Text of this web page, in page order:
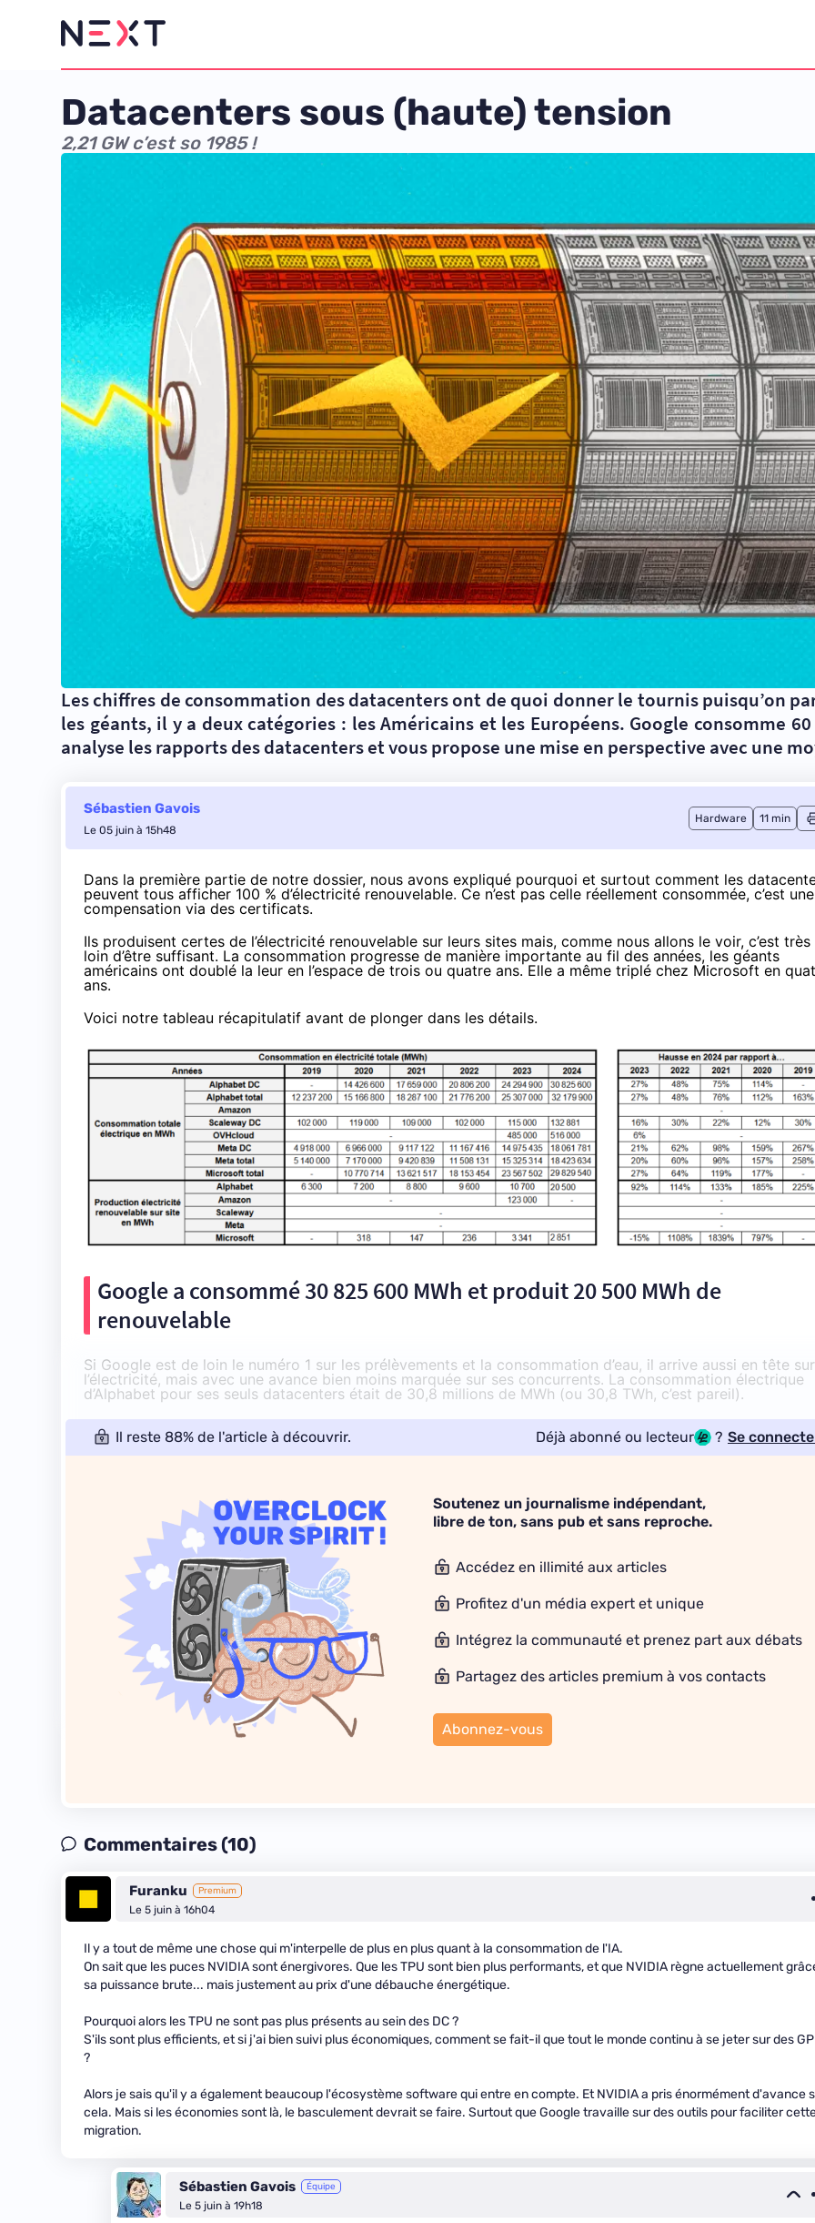
Datacenters sous (haute) tension
2,21 GW c’est so 1985 !
Les chiffres de consommation des datacenters ont de quoi donner le tournis puisqu’on
les géants, il y a deux catégories : les Américains et les Européens. Google consomme
analyse les rapports des datacenters et vous propose une mise en perspective avec une
Sébastien Gavois
Le 05 juin à 15h48
Hardware 11 min
Dans la première partie de notre dossier, nous avons expliqué pourquoi et surtout comment les
peuvent tous afficher 100 % d’électricité renouvelable. Ce n’est pas celle réellement consommée, c’est une
compensation via des certificats.
Ils produisent certes de l’électricité renouvelable sur leurs sites mais, comme nous allons le voir, c’est très
loin d’être suffisant. La consommation progresse de manière importante au fil des années, les géants
américains ont doublé la leur en l’espace de trois ou quatre ans. Elle a même triplé chez Microsoft en
ans.
Voici notre tableau récapitulatif avant de plonger dans les détails.
Google a consommé 30 825 600 MWh et produit 20 500 MWh de
renouvelable
Si Google est de loin le numéro 1 sur les prélèvements et la consommation d’eau, il arrive aussi en tête sur
l’électricité, mais avec une avance bien moins marquée sur ses concurrents. La consommation électrique
d’Alphabet pour ses seuls datacenters était de 30,8 millions de MWh (ou 30,8 TWh, c’est pareil).
Il reste 88% de l'article à découvrir. Déjà abonné ou lecteur ? Se
Soutenez un journalisme indépendant,
libre de ton, sans pub et sans reproche.
Accédez en illimité aux articles
Profitez d'un média expert et unique
Intégrez la communauté et prenez part aux débats
Partagez des articles premium à vos contacts
Abonnez-vous
Commentaires (10)
Furanku Premium
Le 5 juin à 16h04
Il y a tout de même une chose qui m'interpelle de plus en plus quant à la consommation de l'IA.
On sait que les puces NVIDIA sont énergivores. Que les TPU sont bien plus performants, et que NVIDIA règne actuellement
sa puissance brute... mais justement au prix d'une débauche énergétique.
Pourquoi alors les TPU ne sont pas plus présents au sein des DC ?
S'ils sont plus efficients, et si j'ai bien suivi plus économiques, comment se fait-il que tout le monde continu à se jeter sur des
?
Alors je sais qu'il y a également beaucoup l'écosystème software qui entre en compte. Et NVIDIA a pris énormément d'avance
cela. Mais si les économies sont là, le basculement devrait se faire. Surtout que Google travaille sur des outils pour faciliter
migration.
Sébastien Gavois Équipe
Le 5 juin à 19h18